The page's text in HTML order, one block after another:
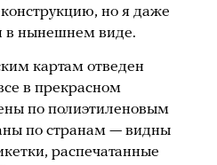
но я даже
в нынешнем виде.
картам отведен
в прекрасном
по полиэтиленовым
по странам — видны
распечатанные